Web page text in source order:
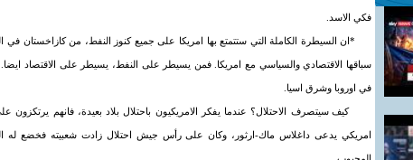
فكي الاسد.
*ان السيطرة الكاملة التي ستتمتع بها امريكا على جميع كنوز النفط، من
سباقها الاقتصادي والسياسي مع امريكا. فمن يسيطر على النفط، يسيطر على الاقتصاد
في اوروبا وشرق اسيا.
كيف سيتصرف الاحتلال؟ عندما يفكر الامريكيون باحتلال بلاد بعيدة، فانهم يرتكزون
امريكي يدعى داغلاس ماك-ارثور، وكان على رأس جيش احتلال زادت شعبيته فخضع له